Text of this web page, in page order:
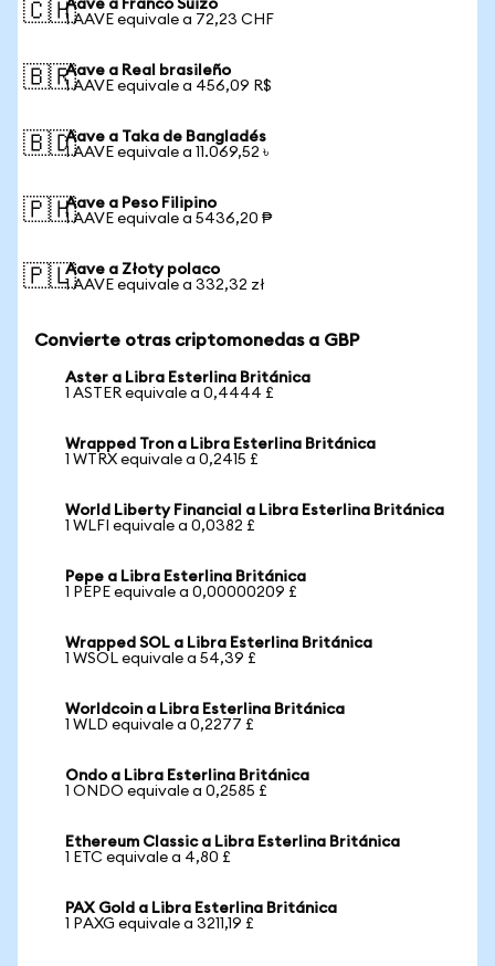
🇨🇭Aave a Franco Suizo
1 AAVE equivale a 72,23 CHF
🇧🇷Aave a Real brasileño
1 AAVE equivale a 456,09 R$
🇧🇩Aave a Taka de Bangladés
1 AAVE equivale a 11.069,52 ৳
🇵🇭Aave a Peso Filipino
1 AAVE equivale a 5436,20 ₱
🇵🇱Aave a Złoty polaco
1 AAVE equivale a 332,32 zł
Convierte otras criptomonedas a GBP
Aster a Libra Esterlina Británica
1 ASTER equivale a 0,4444 £
Wrapped Tron a Libra Esterlina Británica
1 WTRX equivale a 0,2415 £
World Liberty Financial a Libra Esterlina Británica
1 WLFI equivale a 0,0382 £
Pepe a Libra Esterlina Británica
1 PEPE equivale a 0,00000209 £
Wrapped SOL a Libra Esterlina Británica
1 WSOL equivale a 54,39 £
Worldcoin a Libra Esterlina Británica
1 WLD equivale a 0,2277 £
Ondo a Libra Esterlina Británica
1 ONDO equivale a 0,2585 £
Ethereum Classic a Libra Esterlina Británica
1 ETC equivale a 4,80 £
PAX Gold a Libra Esterlina Británica
1 PAXG equivale a 3211,19 £